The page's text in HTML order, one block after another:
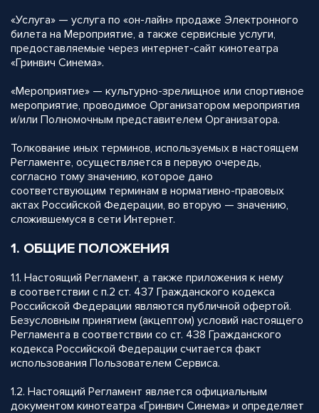
«Услуга» — услуга по «он-лайн» продаже Электронного
билета на Мероприятие, а также сервисные услуги,
предоставляемые через интернет-сайт кинотеатра
«Гринвич Синема».
«Мероприятие» — культурно-зрелищное или спортивное
мероприятие, проводимое Организатором мероприятия
и/или Полномочным представителем Организатора.
Толкование иных терминов, используемых в настоящем
Регламенте, осуществляется в первую очередь,
согласно тому значению, которое дано
соответствующим терминам в нормативно-правовых
актах Российской Федерации, во вторую — значению,
сложившемуся в сети Интернет.
1. ОБЩИЕ ПОЛОЖЕНИЯ
1.1. Настоящий Регламент, а также приложения к нему
в соответствии с п.2 ст. 437 Гражданского кодекса
Российской Федерации являются публичной офертой.
Безусловным принятием (акцептом) условий настоящего
Регламента в соответствии со ст. 438 Гражданского
кодекса Российской Федерации считается факт
использования Пользователем Сервиса.
1.2. Настоящий Регламент является официальным
документом кинотеатра «Гринвич Синема» и определяет